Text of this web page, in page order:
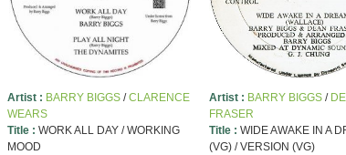
Artist : BARRY BIGGS/CLARENCE
WEARS
Title : WORK ALL DAY / WORKING
MOOD
Artist : BARRY BIGGS/
FRASER
Title : WIDE AWAKE IN A
(VG) / VERSION (VG)